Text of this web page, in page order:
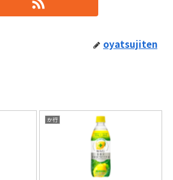
oyatsujiten
か行